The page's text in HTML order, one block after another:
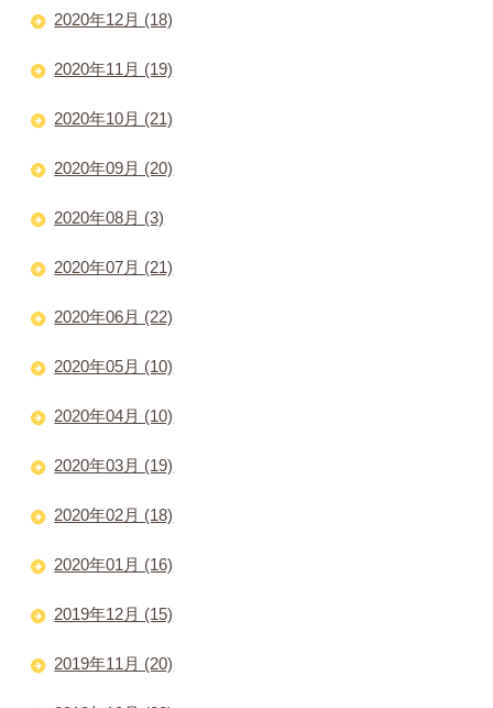
2020年12月 (18)
2020年11月 (19)
2020年10月 (21)
2020年09月 (20)
2020年08月 (3)
2020年07月 (21)
2020年06月 (22)
2020年05月 (10)
2020年04月 (10)
2020年03月 (19)
2020年02月 (18)
2020年01月 (16)
2019年12月 (15)
2019年11月 (20)